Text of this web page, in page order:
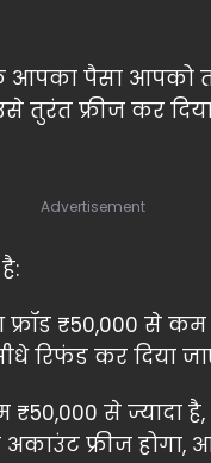
आपका पैसा आपको
फ्रीज कर
Advertisement
₹50,000 से कम
रिफंड कर दिया
₹50,000 से
अकाउंट फ्रीज